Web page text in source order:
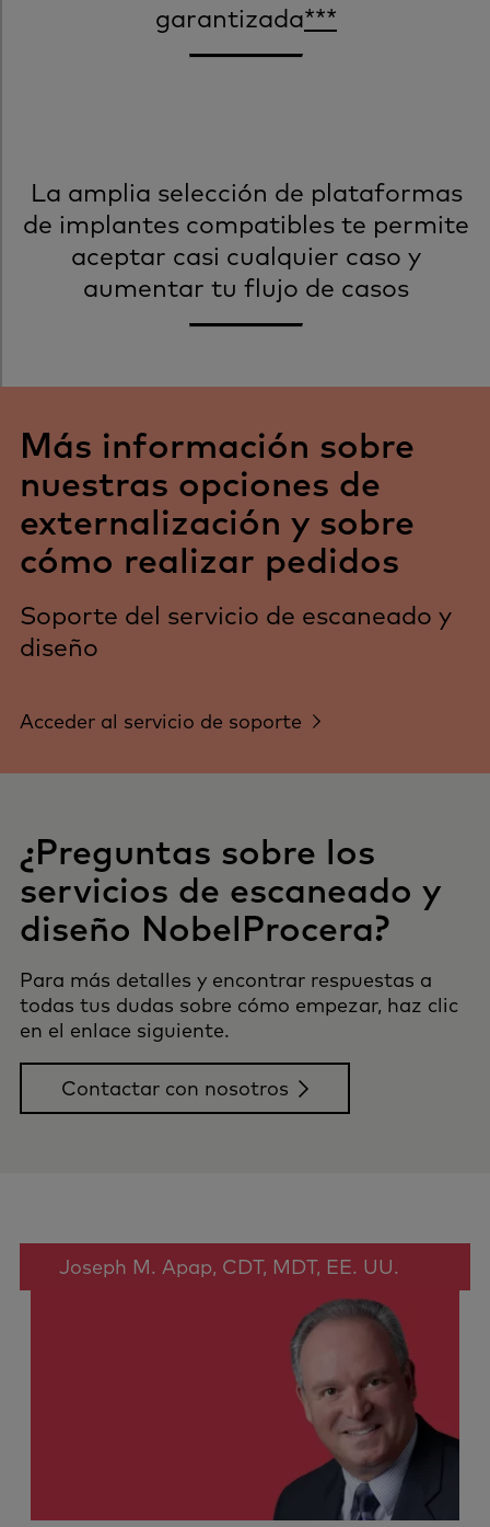
garantizada***
La amplia selección de plataformas
de implantes compatibles te permite
aceptar casi cualquier caso y
aumentar tu flujo de casos
Más información sobre
nuestras opciones de
externalización y sobre
cómo realizar pedidos
Soporte del servicio de escaneado y
diseño
Acceder al servicio de soporte
¿Preguntas sobre los
servicios de escaneado y
diseño NobelProcera?
Para más detalles y encontrar respuestas a
todas tus dudas sobre cómo empezar, haz clic
en el enlace siguiente.
Contactar con nosotros
Joseph M. Apap, CDT, MDT, EE. UU.